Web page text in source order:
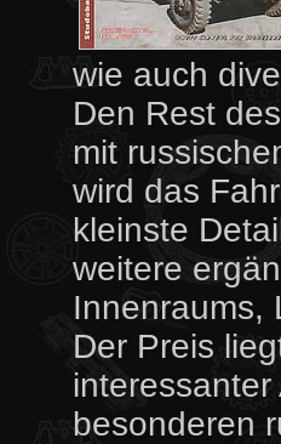
wie auch
Den Rest
mit
wird das
kleinste
weitere
Innenraums,
Der Preis
besonderen